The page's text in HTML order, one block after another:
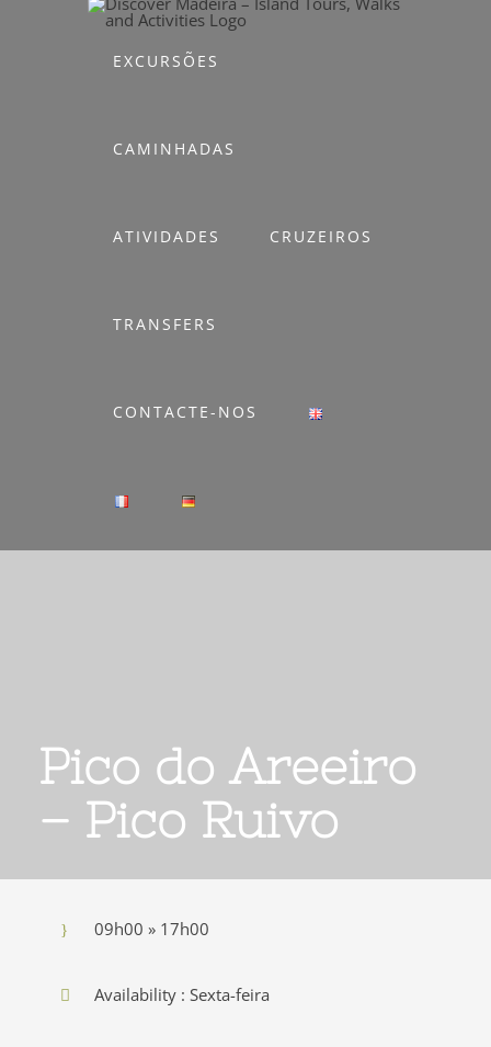
EXCURSÕES
CAMINHADAS
ATIVIDADES CRUZEIROS
TRANSFERS
CONTACTE-NOS
Pico do Areeiro
– Pico Ruivo
09h00 » 17h00
Availability : Sexta-feira